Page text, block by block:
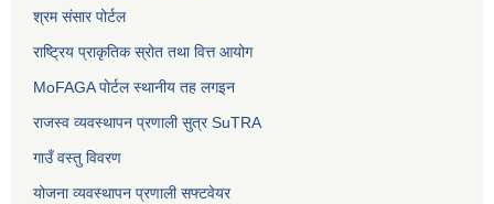
श्रम संसार पोर्टल
राष्ट्रिय प्राकृतिक स्रोत तथा वित्त आयोग
MoFAGA पोर्टल स्थानीय तह लगइन
राजस्व व्यवस्थापन प्रणाली सुत्र SuTRA
गाउँ वस्तु विवरण
योजना व्यवस्थापन प्रणाली सफ्टवेयर